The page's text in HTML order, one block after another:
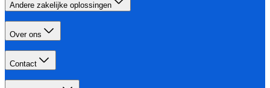
Andere zakelijke oplossingen
Over ons
Contact